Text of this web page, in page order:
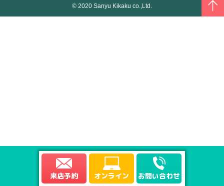
来店予約 オンライン お問い合わせ
© 2020 Sanyu Kikaku co.,Ltd.